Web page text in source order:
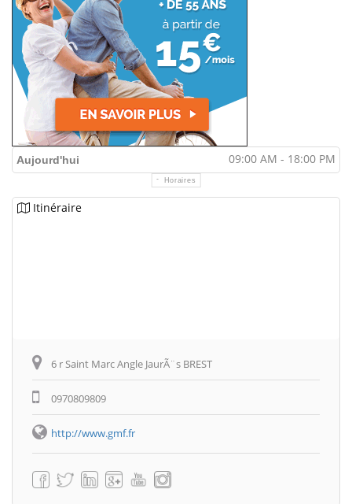
Aujourd'hui 09:00 AM - 18:00 PM
Horaires
Itinéraire
6 r Saint Marc Angle JaurÃ¨s BREST
0970809809
http://www.gmf.fr